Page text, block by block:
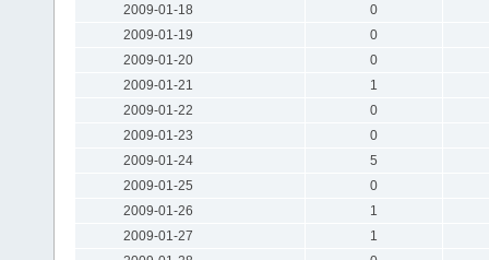
2009-01-18
0
2009-01-19
0
2009-01-20
0
2009-01-21
1
2009-01-22
0
2009-01-23
0
2009-01-24
5
2009-01-25
0
2009-01-26
1
2009-01-27
1